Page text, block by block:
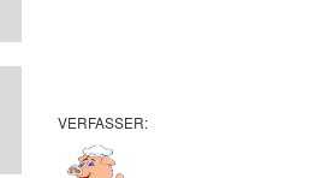
VERFASSER: